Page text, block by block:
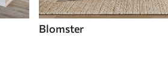
Blomster